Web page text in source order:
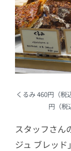
くるみ 460円（税
円（税
スタッフさん
ジュ ブレッ